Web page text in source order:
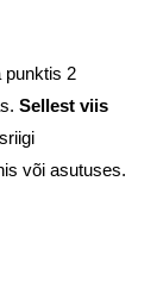
punktis 2
Sellest viis
või asutuses.